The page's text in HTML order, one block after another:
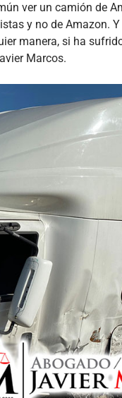
ver un camión de
y no de Amazon.
manera, si ha
Marcos.